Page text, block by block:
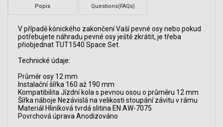
Popis Questions(FAQs)
V případě kónického zakončení Vaší pevné osy nebo pokud
potřebujete náhradu pevné osy ještě zkrátit, je třeba
přiobjednat TUT1540 Space Set.
Technické údaje:
Průměr osy 12 mm
Instalační šířka 160 až 190 mm
Kompatibilita Jízdní kola s pevnou osou o průměru 12 mm
Šířka náboje Nezávislá na velikosti stoupání závitu v rámu
Materiál Hliníková tvrdá slitina EN AW-7075
Povrchová úprava Anodizováno